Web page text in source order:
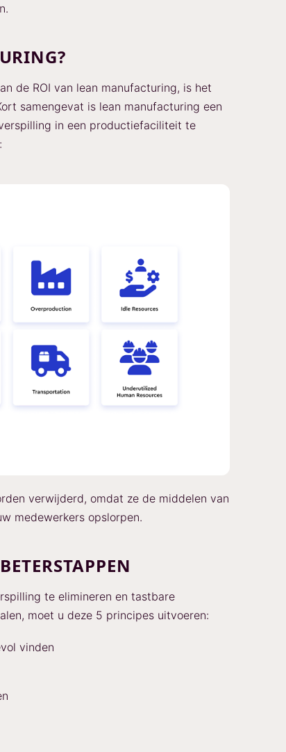
de ROI van lean manufacturing, is het
samengevat is lean manufacturing een
in een productiefaciliteit te
verwijderd, omdat ze de middelen van
medewerkers opslorpen.
te elimineren en tastbare
moet u deze 5 principes uitvoeren:
vinden